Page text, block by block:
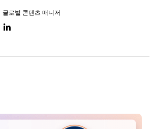
글로벌 콘텐츠 매니저
LinkedIn link